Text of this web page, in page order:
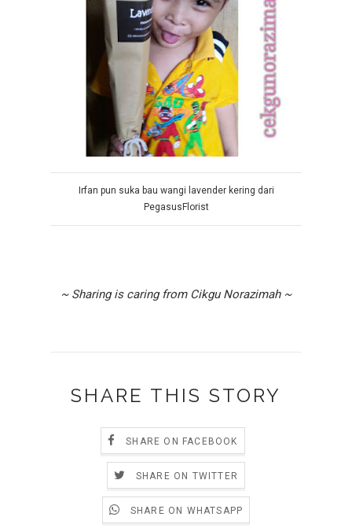
Irfan pun suka bau wangi lavender kering dari
PegasusFlorist
~ Sharing is caring from Cikgu Norazimah ~
SHARE THIS STORY
SHARE ON FACEBOOK
SHARE ON TWITTER
SHARE ON WHATSAPP